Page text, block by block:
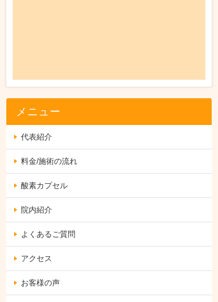
メニュー
代表紹介
料金/施術の流れ
酸素カプセル
院内紹介
よくあるご質問
アクセス
お客様の声